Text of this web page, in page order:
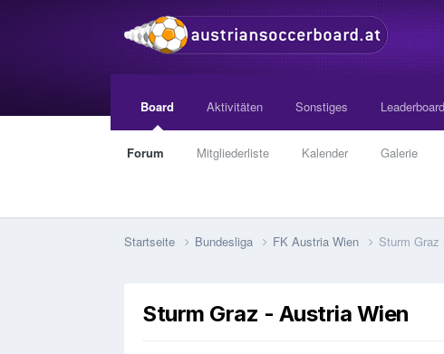
Board
Forum Mitgliederliste Kalender Galerie
Aktivitäten Sonstiges Leaderboard
Startseite Bundesliga FK Austria Wien Sturm
Sturm Graz - Austria Wien